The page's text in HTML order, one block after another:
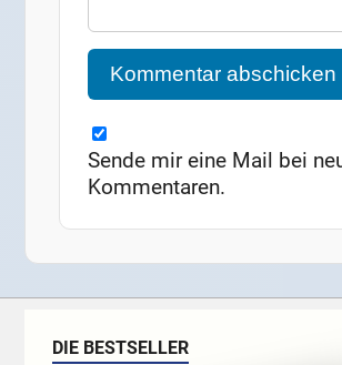
Sende mir eine Mail bei
Kommentaren.
DIE BESTSELLER